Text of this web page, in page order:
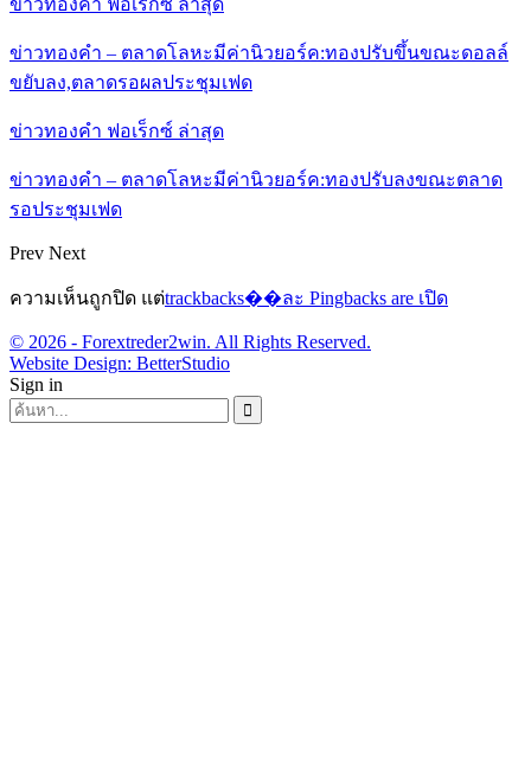
ข่าวทองคำ ฟอเร็กซ์ ล่าสุด
ข่าวทองคำ – ตลาดโลหะมีค่านิวยอร์ค:ทองปรับขึ้นขณะดอลล์
ขยับลง,ตลาดรอผลประชุมเฟด
ข่าวทองคำ ฟอเร็กซ์ ล่าสุด
ข่าวทองคำ – ตลาดโลหะมีค่านิวยอร์ค:ทองปรับลงขณะตลาด
รอประชุมเฟด
Prev Next
ความเห็นถูกปิด แต่trackbacks��ละ Pingbacks are เปิด
© 2026 - Forextreder2win. All Rights Reserved.
Website Design: BetterStudio
Sign in